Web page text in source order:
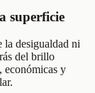
superficie
la desigualdad ni
del brillo
económicas y